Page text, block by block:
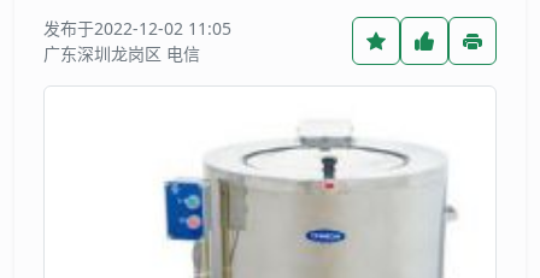
发布于2022-12-02 11:05
广东深圳龙岗区 电信